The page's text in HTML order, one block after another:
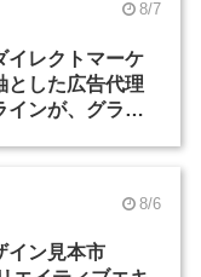
8/7
イレクトマーケ
とした広告代理
インが、グラフ
8/6
イン見本市